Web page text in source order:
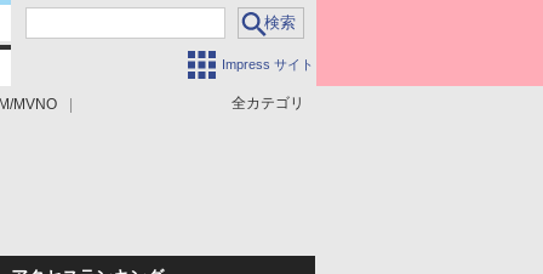
Impress サイト
全カテゴリ
MVNO